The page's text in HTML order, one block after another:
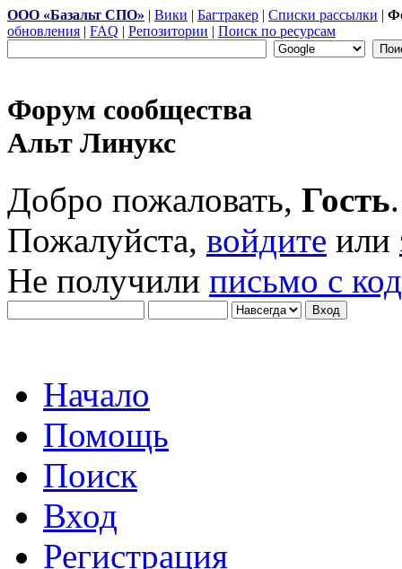
ООО «Базальт СПО» | Вики | Багтракер | Списки рассылки |
обновления | FAQ | Репозитории | Поиск по ресурсам
Форум сообщества
Альт Линукс
Добро пожаловать, Гость.
Пожалуйста, войдите или
Не получили письмо с
Начало
Помощь
Поиск
Вход
Регистрация